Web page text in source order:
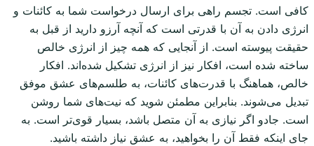
کافی است. تجسم راهی برای ارسال درخواست شما به کائنات و
انرژی دادن به آن با قدرتی است که آنچه آرزو دارید از قبل به
حقیقت پیوسته است. از آنجایی که همه چیز از انرژی خالص
ساخته شده است، افکار نیز از انرژی تشکیل شده‌اند. افکار
خالص، هماهنگ با قدرت‌های کائنات، به طلسم‌های عشق موفق
تبدیل می‌شوند. بنابراین مطمئن شوید که نیت‌های شما روشن
است. جادو اگر نیازی به آن متصل باشد، بسیار قوی‌تر است. به
جای اینکه فقط آن را بخواهید، به عشق نیاز داشته باشید.